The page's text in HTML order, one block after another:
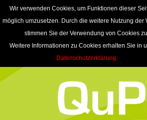
Wir verwenden Cookies, um Funktionen dieser
möglich umzusetzen. Durch die weitere Nutzung der
stimmen Sie der Verwendung von Cookies
Weitere Informationen zu Cookies erhalten Sie in
Datenschutzerklärung.